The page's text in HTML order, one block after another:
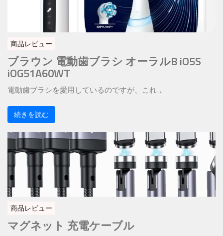
商品レビュー
ブラウン 電動歯ブラシ オーラルB iO5S
iOG51A60WT
電動歯ブラシを愛用しているのですが、これ ...
続きを読む
商品レビュー
マグネット 充電ケーブル